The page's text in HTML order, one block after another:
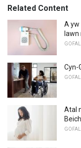
Related Content
A yw
GOFAL
Cyn-
GOFAL
Atal